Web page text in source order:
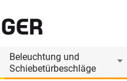
Beleuchtung und
Schiebetürbeschläge